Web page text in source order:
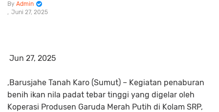
Admin
Juni 27, 2025
Jun 27, 2025
,Barusjahe Tanah Karo (Sumut) – Kegiatan penaburan
benih ikan nila padat tebar tinggi yang digelar oleh
Koperasi Produsen Garuda Merah Putih di Kolam SRP,